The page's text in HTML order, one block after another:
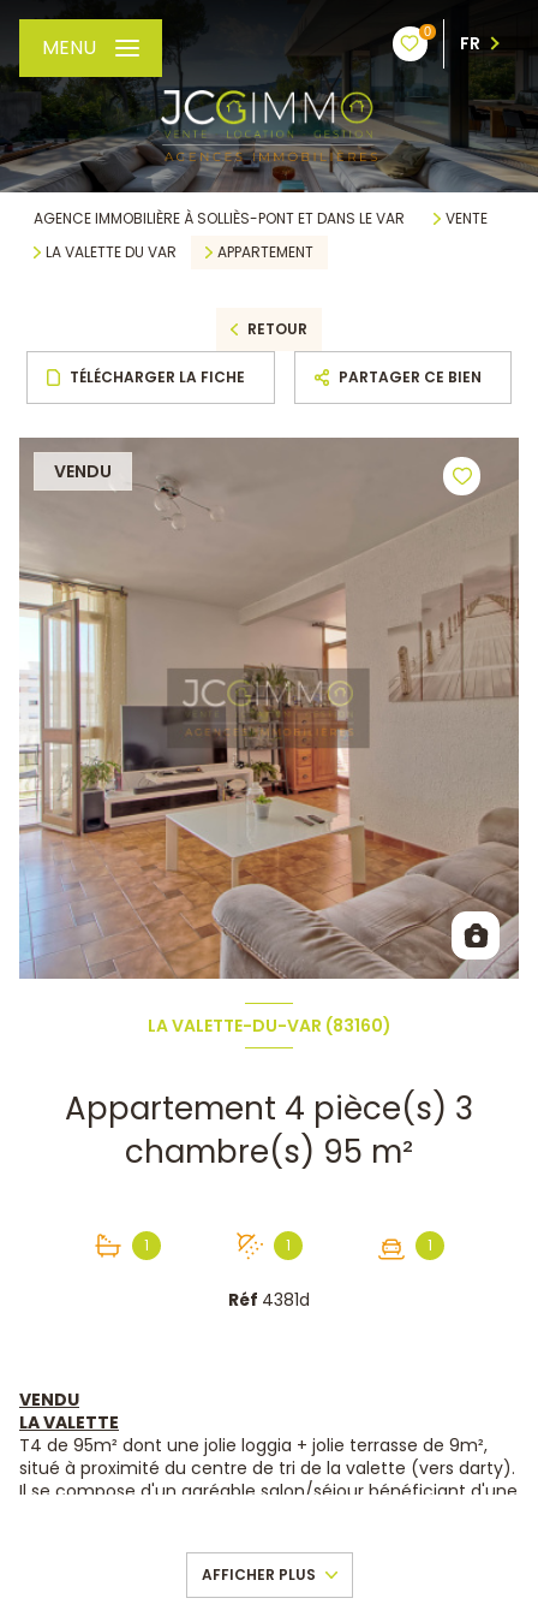
0
FR
MENU
AGENCE IMMOBILIÈRE À SOLLIÈS-PONT ET DANS LE VAR
VENTE
LA VALETTE DU VAR
APPARTEMENT
RETOUR
TÉLÉCHARGER LA FICHE PARTAGER CE BIEN
VENDU
LA VALETTE-DU-VAR (83160)
Appartement 4 pièce(s) 3
chambre(s) 95 m²
1 1 1
Réf 4381d
VENDU
LA VALETTE
T4 de 95m² dont une jolie loggia + jolie terrasse de 9m²,
situé à proximité du centre de tri de la valette (vers darty).
Il se compose d'un agréable salon/séjour bénéficiant d'une
L'appartement est parfaitement habitable en l'état, prévoir
cependant quelques travaux de rafraîchissements. Il se
situe au 2ème etage sans ascenseur d'une copropriété
AFFICHER PLUS